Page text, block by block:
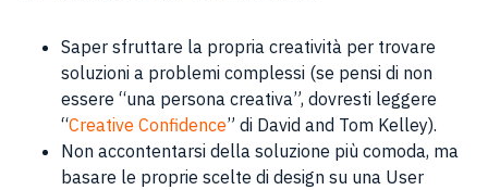
Saper sfruttare la propria creatività per trovare
soluzioni a problemi complessi (se pensi di non
essere “una persona creativa”, dovresti leggere
“Creative Confidence” di David and Tom Kelley).
Non accontentarsi della soluzione più comoda, ma
basare le proprie scelte di design su una User